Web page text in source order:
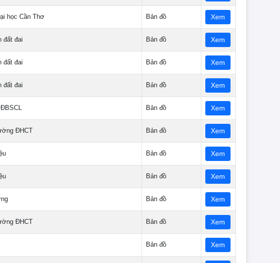
học Cần Thơ Bản đồ Xem
đất đai Bản đồ Xem
đất đai Bản đồ Xem
đất đai Bản đồ Xem
Bản đồ Xem
ĐHCT Bản đồ Xem
Bản đồ Xem
Bản đồ Xem
Bản đồ Xem
ĐHCT Bản đồ Xem
Bản đồ Xem